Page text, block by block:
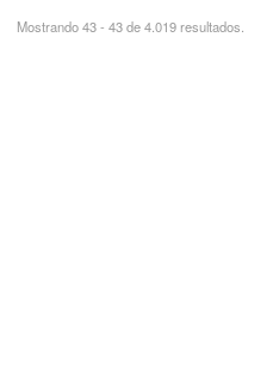
Mostrando 43 - 43 de 4.019 resultados.